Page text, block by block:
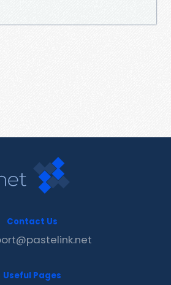
Contact Us
Useful Pages